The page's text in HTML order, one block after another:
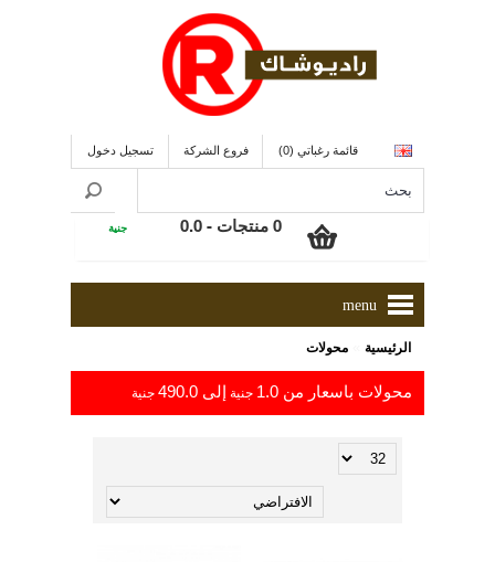
قائمة رغباتي (0) فروع الشركة تسجيل دخول
0 منتجات - 0.0 جنية
menu
الرئيسية محولات
محولات باسعار من 1.0 جنية إلى 490.0 جنية